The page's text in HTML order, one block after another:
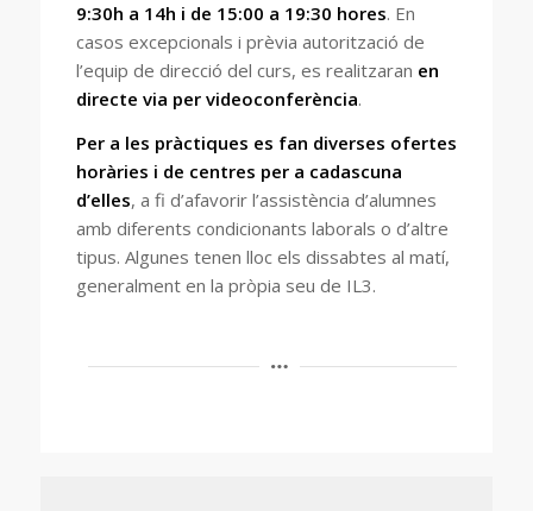
9:30h a 14h i de 15:00 a 19:30 hores. En
casos excepcionals i prèvia autorització de
l’equip de direcció del curs, es realitzaran en
directe via per videoconferència.
Per a les pràctiques es fan diverses ofertes
horàries i de centres per a cadascuna
d’elles, a fi d’afavorir l’assistència d’alumnes
amb diferents condicionants laborals o d’altre
tipus. Algunes tenen lloc els dissabtes al matí,
generalment en la pròpia seu de IL3.